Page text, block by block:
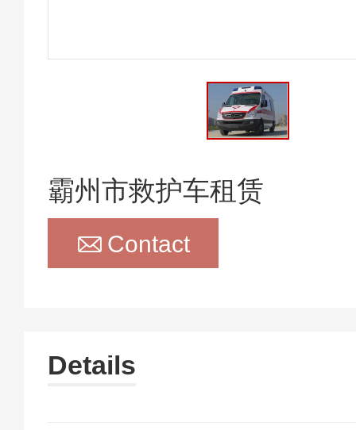
霸州市救护车租赁
 Contact
Details